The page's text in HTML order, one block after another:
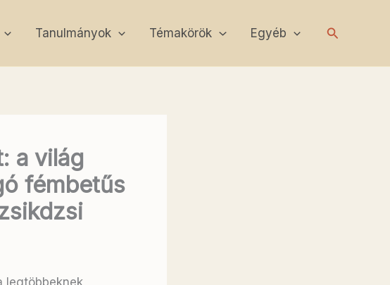
Tanulmányok Témakörök Egyéb Search
a világ
fémbetűs
legtöbbeknek